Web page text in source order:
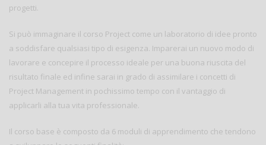
progetti.
Si può immaginare il corso Project come un laboratorio di idee pronto
a soddisfare qualsiasi tipo di esigenza. Imparerai un nuovo modo di
lavorare e concepire il processo ideale per una buona riuscita del
risultato finale ed infine sarai in grado di assimilare i concetti di
Project Management in pochissimo tempo con il vantaggio di
applicarli alla tua vita professionale.
Il corso base è composto da 6 moduli di apprendimento che tendono